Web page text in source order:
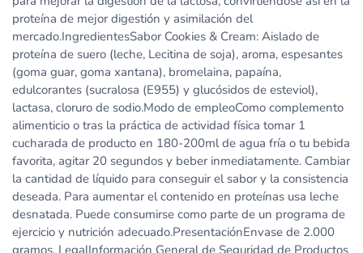
proteína de mejor digestión y asimilación del
mercado.IngredientesSabor Cookies & Cream: Aislado de
proteína de suero (leche, Lecitina de soja), aroma, espesantes
(goma guar, goma xantana), bromelaina, papaína,
edulcorantes (sucralosa (E955) y glucósidos de esteviol),
lactasa, cloruro de sodio.Modo de empleoComo complemento
alimenticio o tras la práctica de actividad física tomar 1
cucharada de producto en 180-200ml de agua fría o tu bebida
favorita, agitar 20 segundos y beber inmediatamente. Cambiar
la cantidad de líquido para conseguir el sabor y la consistencia
deseada. Para aumentar el contenido en proteínas usa leche
desnatada. Puede consumirse como parte de un programa de
ejercicio y nutrición adecuado.PresentaciónEnvase de 2.000